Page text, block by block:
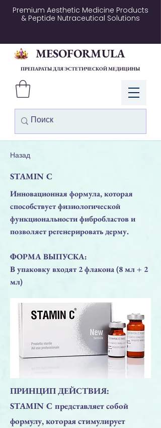
Premium Aesthetic Medicine Products
& Peptide Nutraceutical Solutions
Войти
MESOFORMULA
ПРЕПАРАТЫ ДЛЯ ЭСТЕТИЧЕСКОЙ МЕДИЦИНЫ
Назад
STAMIN C
Инновационная формула, которая
способствует физиологической
функциональности фибробластов и
позволяет регенерировать дерму.
ФОРМА ВЫПУСКА:
В упаковку входят 2 флакона (8 мл + 2
мл)
ПРИНЦИП ДЕЙСТВИЯ:
STAMIN C представляет собой
формулу, которая стимулирует